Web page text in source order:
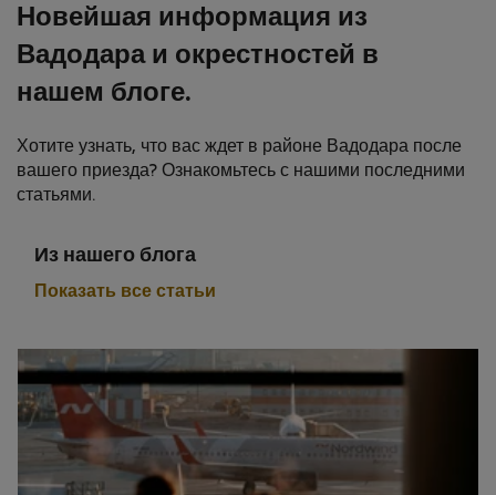
Новейшая информация из
Вадодара и окрестностей в
нашем блоге.
Хотите узнать, что вас ждет в районе Вадодара после
вашего приезда? Ознакомьтесь с нашими последними
статьями.
Из нашего блога
Показать все статьи